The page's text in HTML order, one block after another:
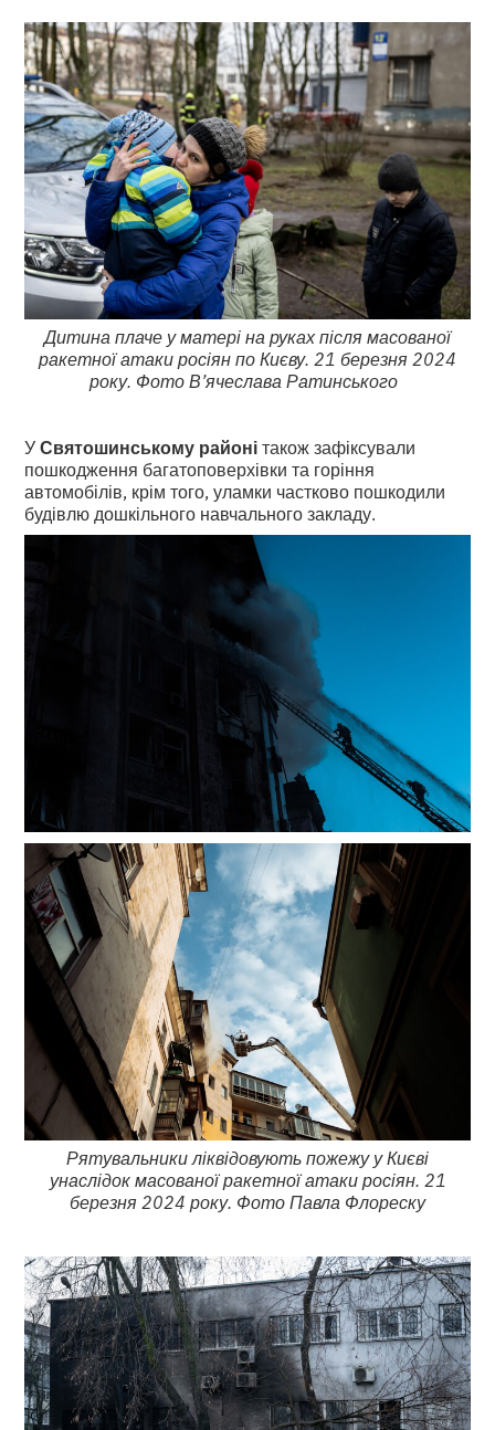
Дитина плаче у матері на руках після масованої
ракетної атаки росіян по Києву. 21 березня 2024
року. Фото В’ячеслава Ратинського
УСвятошинському районітакож зафіксували
пошкодження багатоповерхівки та горіння
автомобілів, крім того, уламки частково пошкодили
будівлю дошкільного навчального закладу.
Рятувальники ліквідовують пожежу у Києві
унаслідок масованої ракетної атаки росіян. 21
березня 2024 року. Фото Павла Флореску